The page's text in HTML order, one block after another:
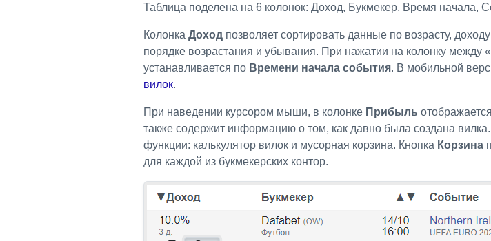
Таблица поделена на 6 колонок: Доход, Букмекер, Время начала,
Колонка Доходпозволяет сортировать данные по возрасту,
порядке возрастания и убывания. При нажатии на колонку
устанавливается по Времени начала события. В мобильной
вилок.
При наведении курсором мыши, в колонке Прибыль
также содержит информацию о том, как давно была создана
функции: калькулятор вилок и мусорная корзина. Кнопка Корзина
для каждой из букмекерских контор.